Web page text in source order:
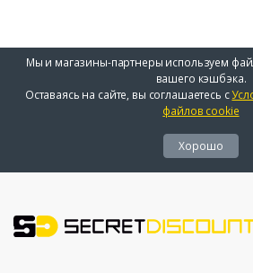
Мы и магазины-партнеры используем
вашего кэшбэка.
Оставаясь на сайте, вы соглашаетесь с
файлов cookie
Хорошо